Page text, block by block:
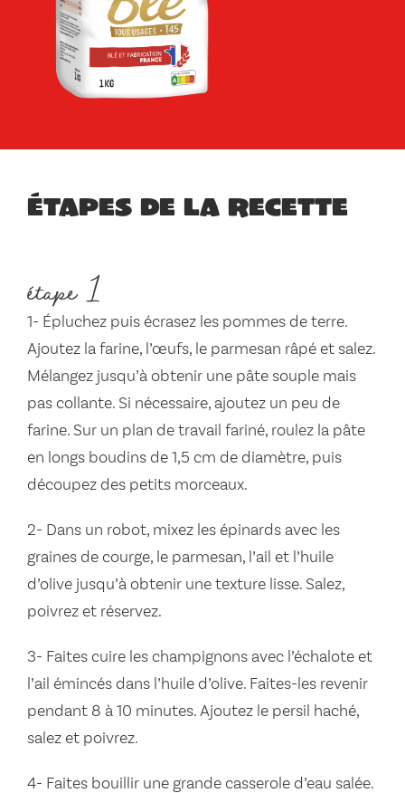
Étapes de la recette
étape 1
1- Épluchez puis écrasez les pommes de terre.
Ajoutez la farine, l’œufs, le parmesan râpé et salez.
Mélangez jusqu’à obtenir une pâte souple mais
pas collante. Si nécessaire, ajoutez un peu de
farine. Sur un plan de travail fariné, roulez la pâte
en longs boudins de 1,5 cm de diamètre, puis
découpez des petits morceaux.
2- Dans un robot, mixez les épinards avec les
graines de courge, le parmesan, l’ail et l’huile
d’olive jusqu’à obtenir une texture lisse. Salez,
poivrez et réservez.
3- Faites cuire les champignons avec l’échalote et
l’ail émincés dans l’huile d’olive. Faites-les revenir
pendant 8 à 10 minutes. Ajoutez le persil haché,
salez et poivrez.
4- Faites bouillir une grande casserole d’eau salée.